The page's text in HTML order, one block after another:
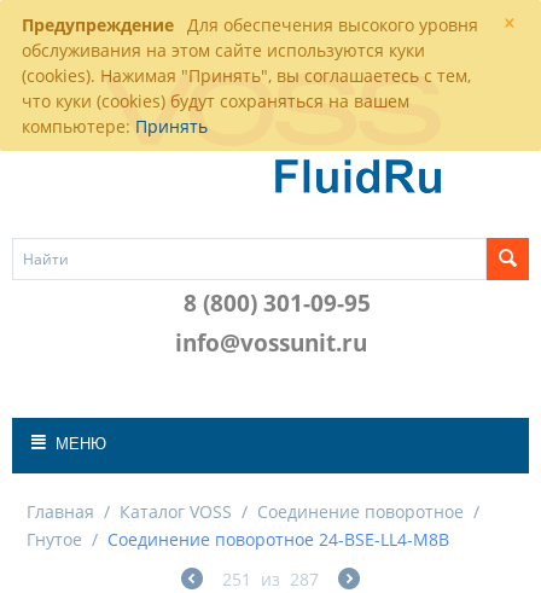
×
Предупреждение Для обеспечения высокого уровня
обслуживания на этом сайте используются куки
(cookies). Нажимая "Принять", вы соглашаетесь с тем,
что куки (cookies) будут сохраняться на вашем
компьютере: Принять
8 (800) 301-09-95
info@vossunit.ru
МЕНЮ
Главная / Каталог VOSS / Соединение поворотное /
Гнутое / Соединение поворотное 24-BSE-LL4-M8B
251
из 287